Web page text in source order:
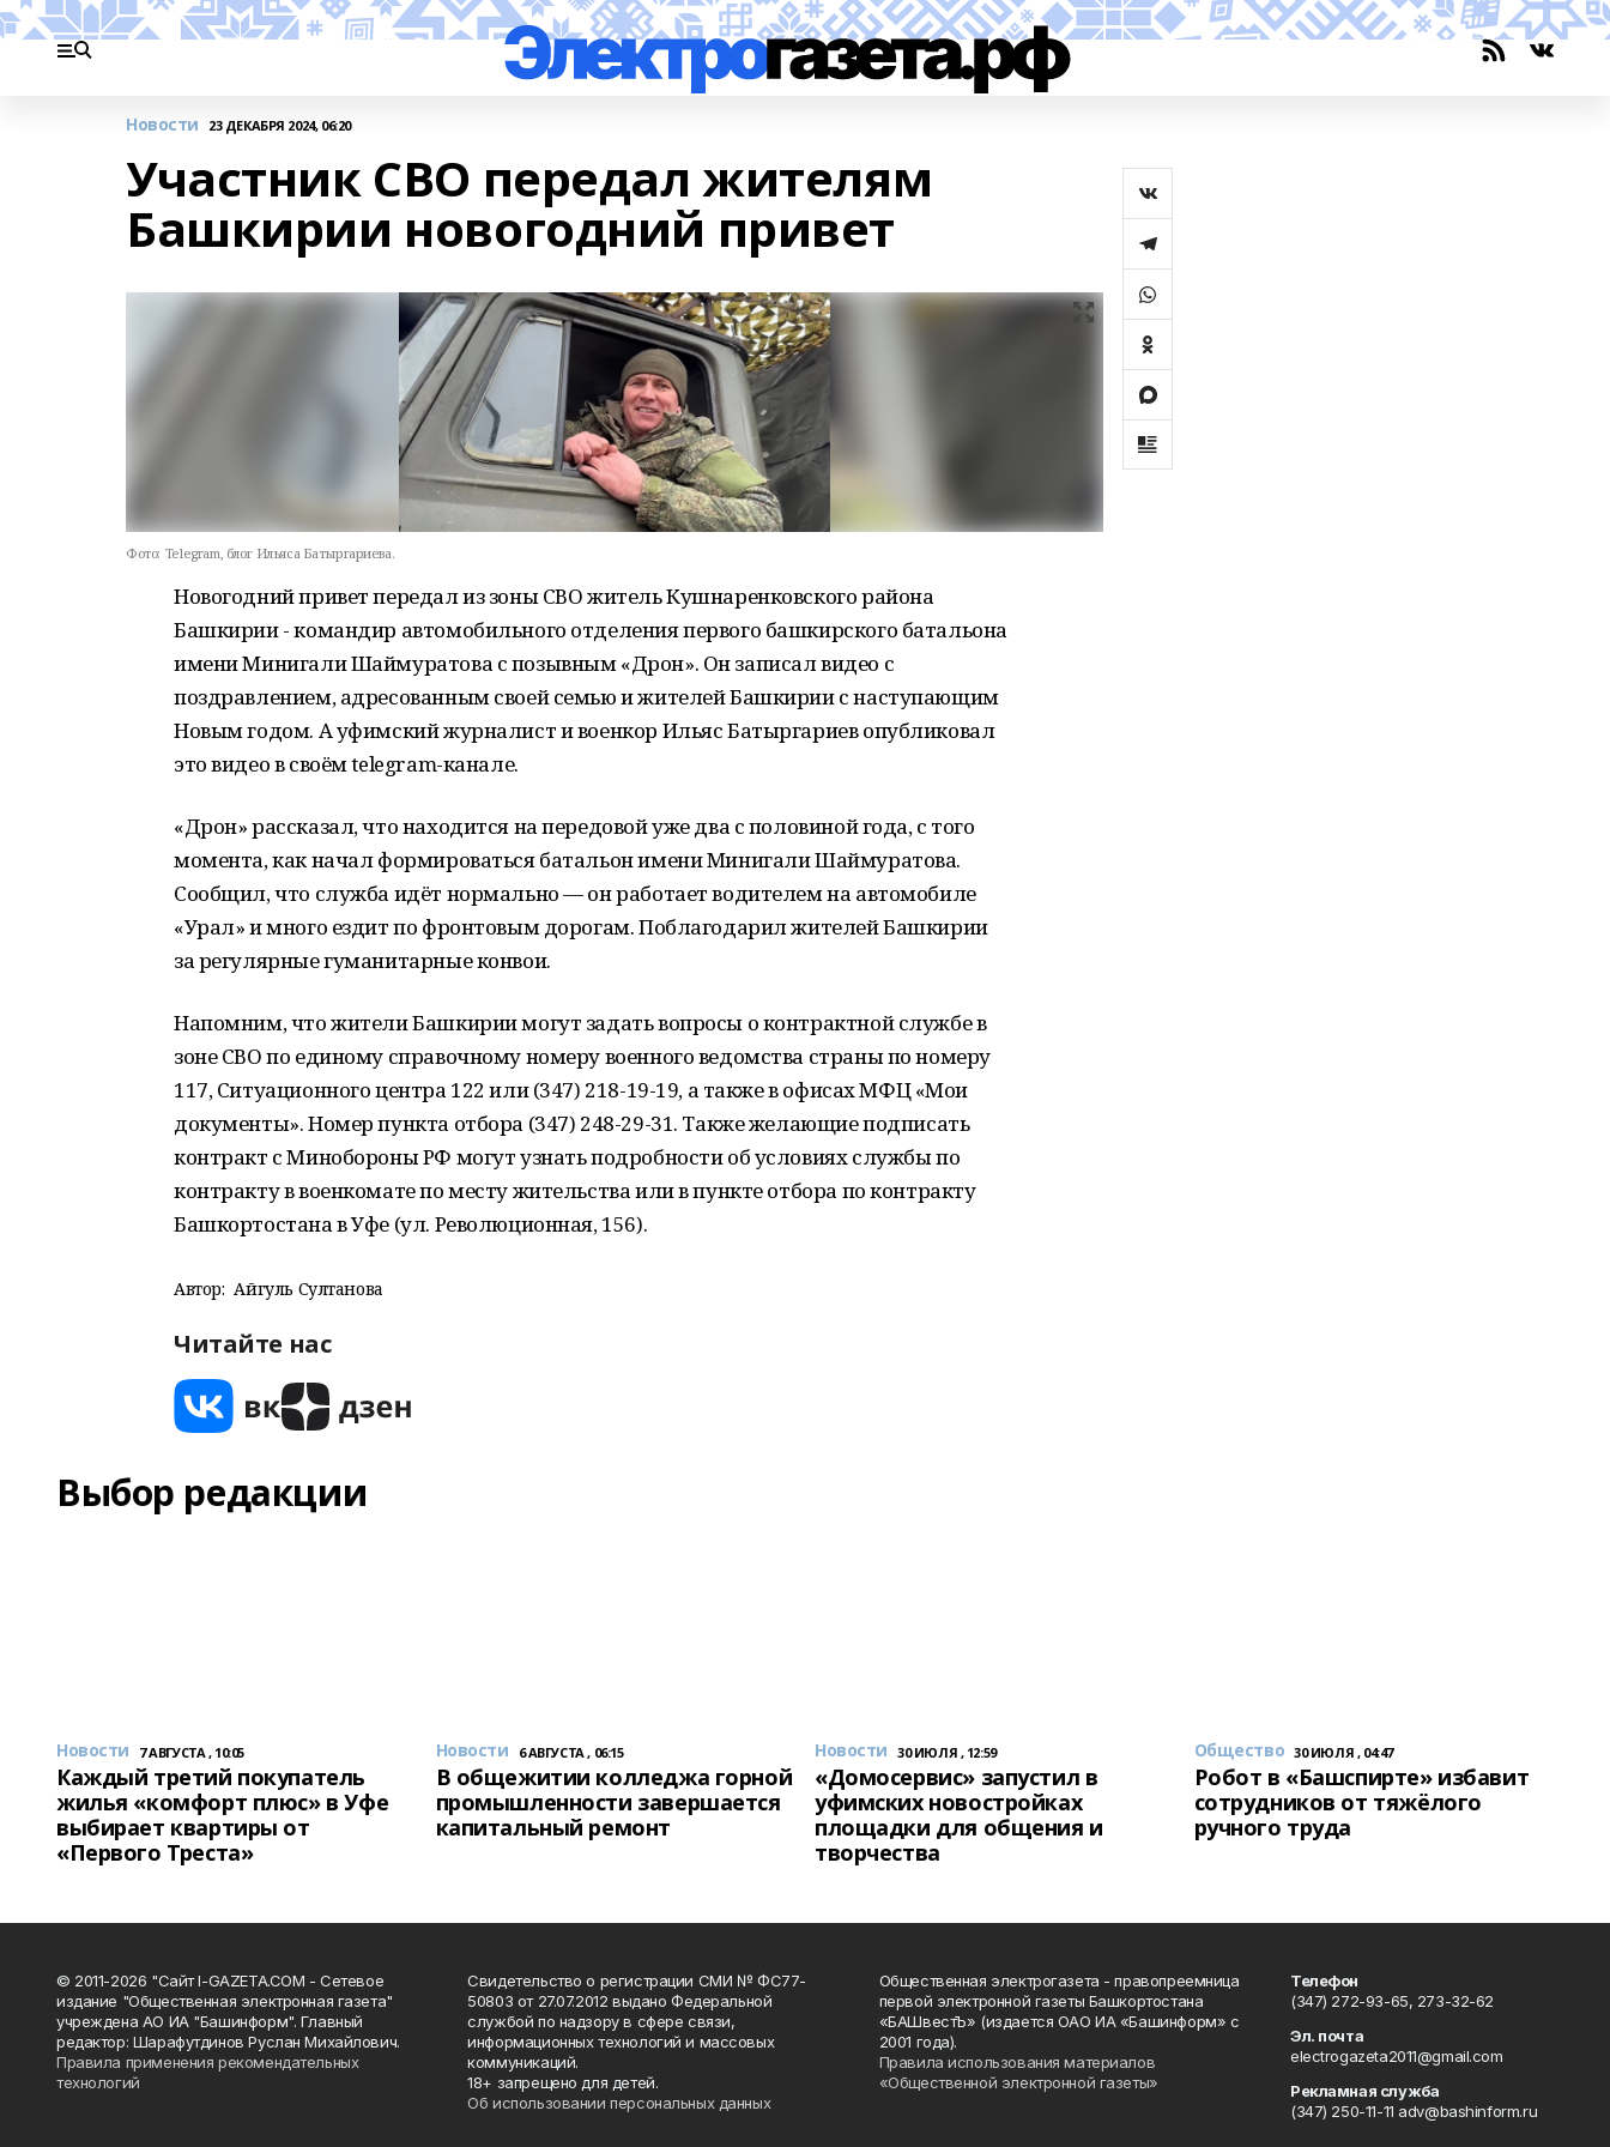
Новости 23 ДЕКАБРЯ 2024, 06:20
Участник СВО передал жителям
Башкирии новогодний привет
Фото: Telegram, блог Ильяса Батыргариева.
Новогодний привет передал из зоны СВО житель Кушнаренковского района
Башкирии - командир автомобильного отделения первого башкирского батальона
имени Минигали Шаймуратова с позывным «Дрон». Он записал видео с
поздравлением, адресованным своей семью и жителей Башкирии с наступающим
Новым годом. А уфимский журналист и военкор Ильяс Батыргариев опубликовал
это видео в своём telegram-канале.
«Дрон» рассказал, что находится на передовой уже два с половиной года, с того
момента, как начал формироваться батальон имени Минигали Шаймуратова.
Сообщил, что служба идёт нормально — он работает водителем на автомобиле
«Урал» и много ездит по фронтовым дорогам. Поблагодарил жителей Башкирии
за регулярные гуманитарные конвои.
Напомним, что жители Башкирии могут задать вопросы о контрактной службе в
зоне СВО по единому справочному номеру военного ведомства страны по номеру
117, Ситуационного центра 122 или (347) 218-19-19, а также в офисах МФЦ «Мои
документы». Номер пункта отбора (347) 248-29-31. Также желающие подписать
контракт с Минобороны РФ могут узнать подробности об условиях службы по
контракту в военкомате по месту жительства или в пункте отбора по контракту
Башкортостана в Уфе (ул. Революционная, 156).
Автор: Айгуль Султанова
Читайте нас
Выбор редакции
Новости 7 АВГУСТА , 10:05
Каждый третий покупатель
жилья «комфорт плюс» в Уфе
выбирает квартиры от
«Первого Треста»
Новости 6 АВГУСТА , 06:15
В общежитии колледжа горной
промышленности завершается
капитальный ремонт
Новости 30 ИЮЛЯ , 12:59
«Домосервис» запустил в
уфимских новостройках
площадки для общения и
творчества
Общество 30 ИЮЛЯ , 04:47
Робот в «Башспирте» избавит
сотрудников от тяжёлого
ручного труда
© 2011-2026 "Сайт I-GAZETA.COM - Сетевое
издание "Общественная электронная газета"
учреждена АО ИА "Башинформ". Главный
редактор: Шарафутдинов Руслан Михайлович.
Правила применения рекомендательных
технологий
Свидетельство о регистрации СМИ № ФС77-
50803 от 27.07.2012 выдано Федеральной
службой по надзору в сфере связи,
информационных технологий и массовых
коммуникаций.
18+ запрещено для детей.
Об использовании персональных данных
Общественная электрогазета - правопреемница
первой электронной газеты Башкортостана
«БАШвестЪ» (издается ОАО ИА «Башинформ» с
2001 года).
Правила использования материалов
«Общественной электронной газеты»
Телефон
(347) 272-93-65, 273-32-62
Эл. почта
electrogazeta2011@gmail.com
Рекламная служба
(347) 250-11-11 adv@bashinform.ru